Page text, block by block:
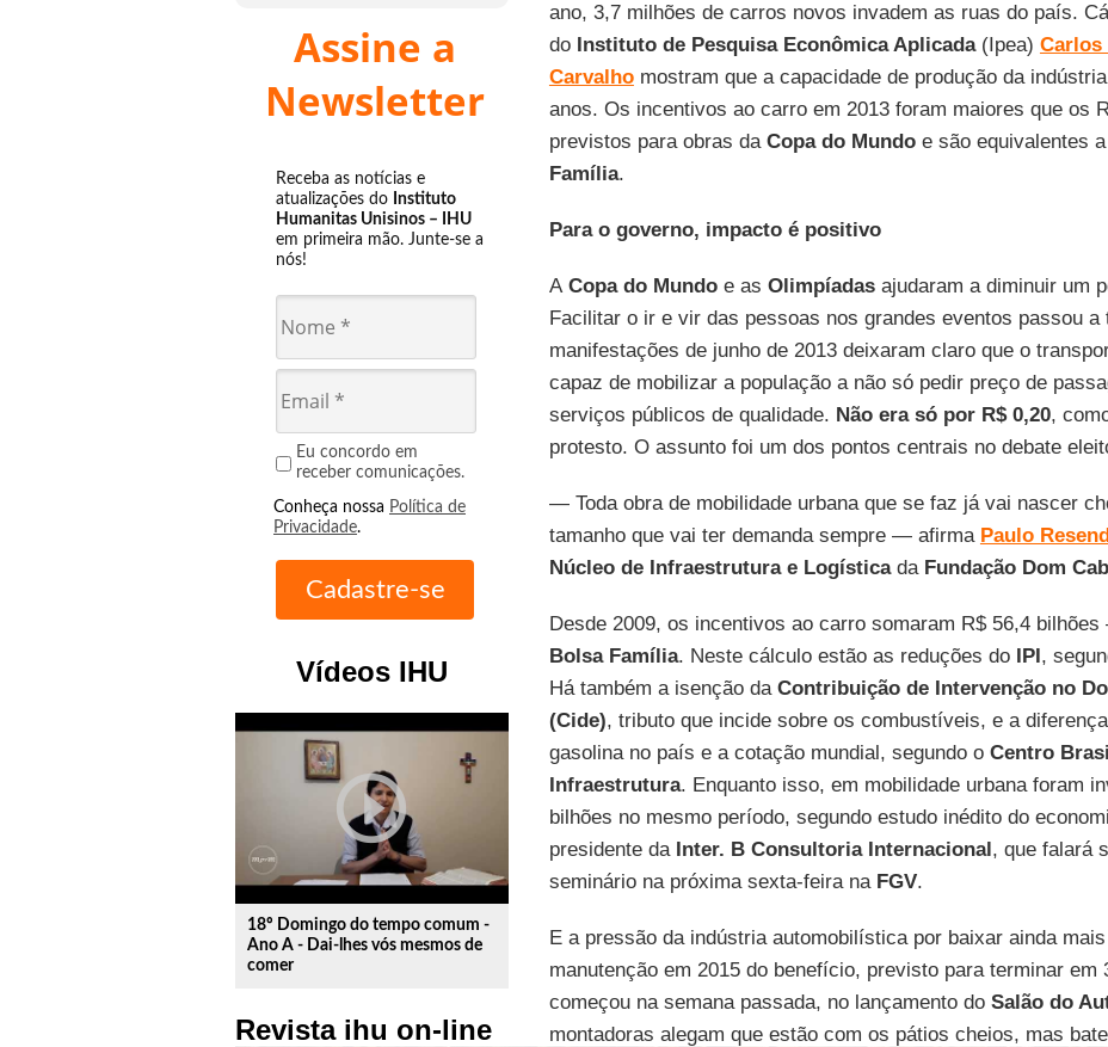
Assine a
Newsletter
Receba as notícias e
atualizações do Instituto
Humanitas Unisinos – IHU
em primeira mão. Junte-se a
nós!
Eu concordo em
receber comunicações.
Conheça nossa Política de
Privacidade.
Vídeos IHU
play_circle_outline
18º Domingo do tempo comum -
Ano A - Dai-lhes vós mesmos de
comer
Revista ihu on-line
ano, 3,7 milhões de carros novos invadem as ruas do país.
doInstituto de Pesquisa Econômica Aplicada(Ipea) Carlos
Carvalhomostram que a capacidade de produção da
anos. Os incentivos ao carro em 2013 foram maiores que os
previstos para obras da Copa do Mundoe são equivalentes
Família.
Para o governo, impacto é positivo
ACopa do Mundoe as Olimpíadasajudaram a diminuir um
Facilitar o ir e vir das pessoas nos grandes eventos passou a
manifestações de junho de 2013 deixaram claro que o
capaz de mobilizar a população a não só pedir preço de
serviços públicos de qualidade. Não era só por R$ 0,20,
protesto. O assunto foi um dos pontos centrais no debate
— Toda obra de mobilidade urbana que se faz já vai nascer
tamanho que vai ter demanda sempre — afirma Paulo
Núcleo de Infraestrutura e LogísticadaFundação Dom
Desde 2009, os incentivos ao carro somaram R$ 56,4
Bolsa Família. Neste cálculo estão as reduções do IPI,
Há também a isenção da Contribuição de Intervenção no
(Cide), tributo que incide sobre os combustíveis, e a
gasolina no país e a cotação mundial, segundo o Centro
Infraestrutura. Enquanto isso, em mobilidade urbana foram
bilhões no mesmo período, segundo estudo inédito do
presidente daInter. B Consultoria Internacional, que falará
seminário na próxima sexta-feira na FGV.
E a pressão da indústria automobilística por baixar ainda
manutenção em 2015 do benefício, previsto para terminar em
começou na semana passada, no lançamento do Salão do
montadoras alegam que estão com os pátios cheios, mas